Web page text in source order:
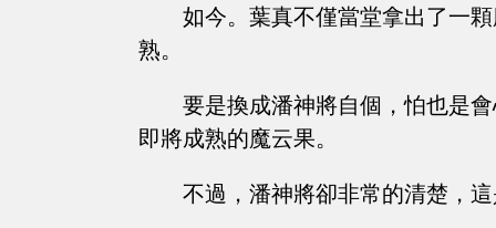
如今。葉真不僅當堂拿出了一
熟。
要是換成潘神將自個，怕也是
即將成熟的魔云果。
不過，潘神將卻非常的清楚，